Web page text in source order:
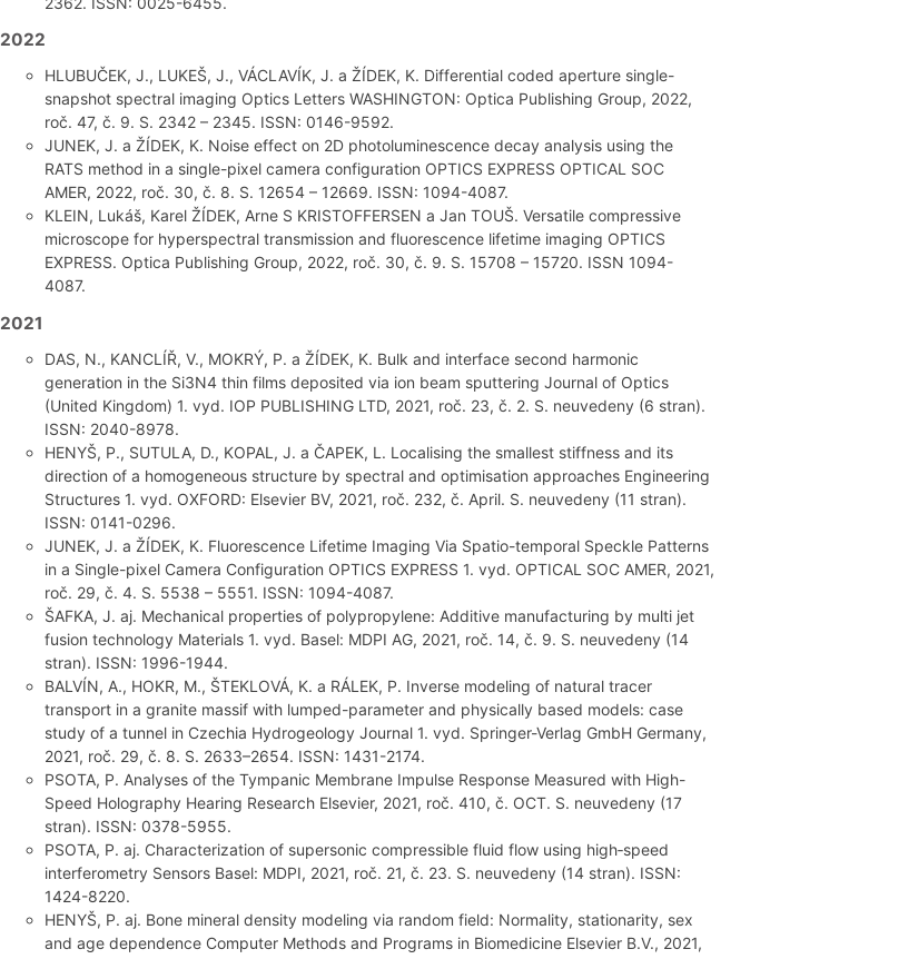
2022
HLUBUČEK, J., LUKEŠ, J., VÁCLAVÍK, J. a ŽÍDEK, K. Differential coded aperture single-
snapshot spectral imaging Optics Letters WASHINGTON: Optica Publishing Group, 2022,
roč. 47, č. 9. S. 2342 – 2345. ISSN: 0146-9592.
JUNEK, J. a ŽÍDEK, K. Noise effect on 2D photoluminescence decay analysis using the
RATS method in a single-pixel camera configuration OPTICS EXPRESS OPTICAL SOC
AMER, 2022, roč. 30, č. 8. S. 12654 – 12669. ISSN: 1094-4087.
KLEIN, Lukáš, Karel ŽÍDEK, Arne S KRISTOFFERSEN a Jan TOUŠ. Versatile compressive
microscope for hyperspectral transmission and fluorescence lifetime imaging OPTICS
EXPRESS. Optica Publishing Group, 2022, roč. 30, č. 9. S. 15708 – 15720. ISSN 1094-
4087.
2021
DAS, N., KANCLÍŘ, V., MOKRÝ, P. a ŽÍDEK, K. Bulk and interface second harmonic
generation in the Si3N4 thin films deposited via ion beam sputtering Journal of Optics
(United Kingdom) 1. vyd. IOP PUBLISHING LTD, 2021, roč. 23, č. 2. S. neuvedeny (6 stran).
ISSN: 2040-8978.
HENYŠ, P., SUTULA, D., KOPAL, J. a ČAPEK, L. Localising the smallest stiffness and its
direction of a homogeneous structure by spectral and optimisation approaches Engineering
Structures 1. vyd. OXFORD: Elsevier BV, 2021, roč. 232, č. April. S. neuvedeny (11 stran).
ISSN: 0141-0296.
JUNEK, J. a ŽÍDEK, K. Fluorescence Lifetime Imaging Via Spatio-temporal Speckle Patterns
in a Single-pixel Camera Configuration OPTICS EXPRESS 1. vyd. OPTICAL SOC AMER, 2021,
roč. 29, č. 4. S. 5538 – 5551. ISSN: 1094-4087.
ŠAFKA, J. aj. Mechanical properties of polypropylene: Additive manufacturing by multi jet
fusion technology Materials 1. vyd. Basel: MDPI AG, 2021, roč. 14, č. 9. S. neuvedeny (14
stran). ISSN: 1996-1944.
BALVÍN, A., HOKR, M., ŠTEKLOVÁ, K. a RÁLEK, P. Inverse modeling of natural tracer
transport in a granite massif with lumped-parameter and physically based models: case
study of a tunnel in Czechia Hydrogeology Journal 1. vyd. Springer-Verlag GmbH Germany,
2021, roč. 29, č. 8. S. 2633–2654. ISSN: 1431-2174.
PSOTA, P. Analyses of the Tympanic Membrane Impulse Response Measured with High-
Speed Holography Hearing Research Elsevier, 2021, roč. 410, č. OCT. S. neuvedeny (17
stran). ISSN: 0378-5955.
PSOTA, P. aj. Characterization of supersonic compressible fluid flow using high‐speed
interferometry Sensors Basel: MDPI, 2021, roč. 21, č. 23. S. neuvedeny (14 stran). ISSN:
1424-8220.
HENYŠ, P. aj. Bone mineral density modeling via random field: Normality, stationarity, sex
and age dependence Computer Methods and Programs in Biomedicine Elsevier B.V., 2021,